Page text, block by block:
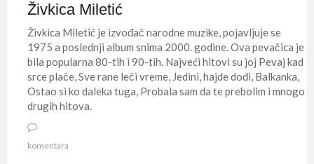
Živkica Miletić
Živkica Miletić je izvođač narodne muzike, pojavljuje se
1975 a poslednji album snima 2000. godine. Ova pevačica je
bila popularna 80-tih i 90-tih. Najveći hitovi su joj Pevaj kad
srce plače, Sve rane leči vreme, Jedini, hajde dođi, Balkanka,
Ostao si ko daleka tuga, Probala sam da te prebolim i mnogo
drugih hitova.
komentara